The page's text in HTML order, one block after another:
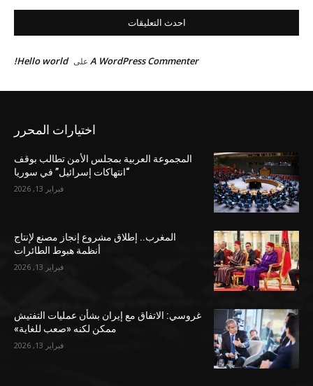
احدث التعليقات
A WordPress Commenter على Hello world!
اختيارات المحرر
المجموعة العربية بمجلس الأمن تطالب بوقف
“انتهاكات إسرائيل” في سوريا
فبراير 13, 2026
المغرب.. إطلاق مشروع إنجاز مصنع لإنتاج
أنظمة هبوط الطائرات
فبراير 13, 2026
غروسي: الاتفاق مع إيران بشأن عمليات التفتيش
ممكن لكنه «صعب للغاية»
فبراير 13, 2026